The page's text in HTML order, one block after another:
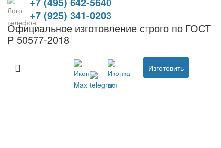
+7 (925) 341-0203
Официальное изготовление строго по ГОСТ
Р 50577-2018
Изготовить